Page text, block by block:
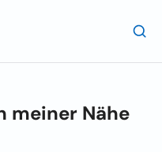
meiner Nähe